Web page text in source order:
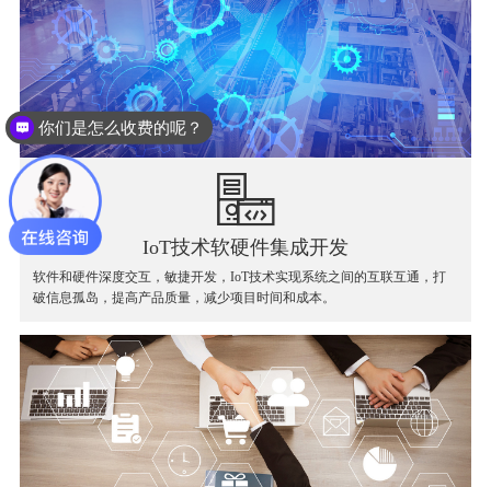
IoT技术软硬件集成开发
软件和硬件深度交互，敏捷开发，IoT技术实现系统之间的互联互通，打
破信息孤岛，提高产品质量，减少项目时间和成本。
你们是怎么收费的呢？
案例方案